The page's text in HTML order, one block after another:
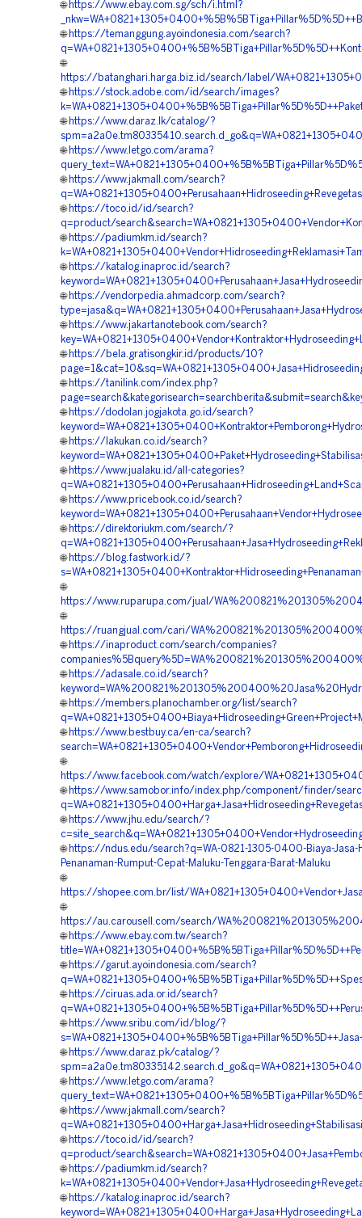
🌐 https://www.ebay.com.sg/sch/i.html?
🌐 https://temanggung.ayoindonesia.com/search?
🌐
https://batanghari.harga.biz.id/search/label/
🌐 https://stock.adobe.com/id/search/images?
🌐 https://www.daraz.lk/catalog/?
🌐 https://www.letgo.com/arama?
🌐 https://www.jakmall.com/search?
🌐 https://toco.id/id/search?
q=product/
🌐 https://padiumkm.id/search?
🌐 https://katalog.inaproc.id/search?
🌐 https://vendorpedia.ahmadcorp.com/search?
🌐 https://www.jakartanotebook.com/search?
🌐 https://bela.gratisongkir.id/products/10?
🌐 https://tanilink.com/index.php?
🌐 https://dodolan.jogjakota.go.id/search?
🌐 https://lakukan.co.id/search?
🌐 https://www.jualaku.id/all-categories?
🌐 https://www.pricebook.co.id/search?
🌐 https://direktoriukm.com/search/?
🌐 https://blog.fastwork.id/?
🌐
https://www.ruparupa.com/jual/
🌐
https://ruangjual.com/cari/
🌐 https://inaproduct.com/search/companies?
🌐 https://adasale.co.id/search?
🌐 https://members.planochamber.org/list/search?
🌐 https://www.bestbuy.ca/en-ca/search?
🌐
https://www.facebook.com/watch/explore/
🌐 https://www.samobor.info/index.php/component/finder/
🌐 https://www.jhu.edu/search/?
🌐 https://ndus.edu/search?q=WA-0821-1305-0400-Biaya-Jasa-
Penanaman-Rumput-Cepat-Maluku-Tenggara-Barat-Maluku
🌐
https://shopee.com.br/list/
🌐
https://au.carousell.com/search/
🌐 https://www.ebay.com.tw/search?
🌐 https://garut.ayoindonesia.com/search?
🌐 https://ciruas.ada.or.id/search?
🌐 https://www.sribu.com/id/blog/?
🌐 https://www.daraz.pk/catalog/?
🌐 https://www.letgo.com/arama?
🌐 https://www.jakmall.com/search?
🌐 https://toco.id/id/search?
q=product/
🌐 https://padiumkm.id/search?
🌐 https://katalog.inaproc.id/search?